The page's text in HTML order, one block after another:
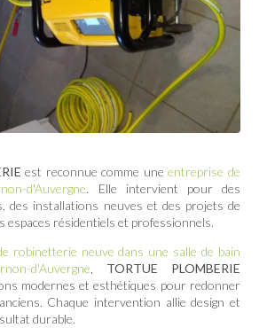
est reconnue comme uneentreprise de
d'Auvergne. Elle intervient pour des
des installations neuves et des projets de
espaces résidentiels et professionnels.
robinetterie neuve dans une salle de bain
d'Auvergne
TORTUE PLOMBERIE
modernes et esthétiques pour redonner
Chaque intervention allie design et
durable.